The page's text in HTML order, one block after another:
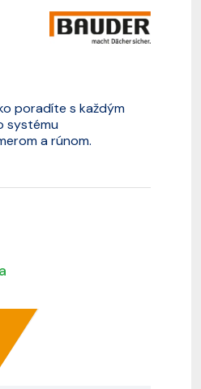
poradíte s každým
systému
a rúnom.